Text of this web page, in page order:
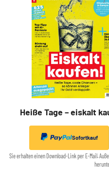
Heiße Tage – eiskalt
Sofortkauf
Sie erhalten einen Download-Link per E-Mail.